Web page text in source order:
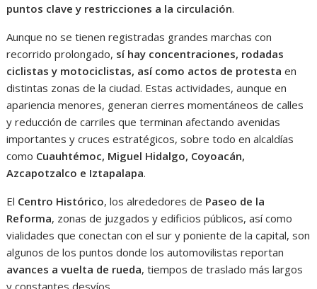
puntos clave y restricciones a la circulación.
Aunque no se tienen registradas grandes marchas con
recorrido prolongado, sí hay concentraciones, rodadas
ciclistas y motociclistas, así como actos de protesta en
distintas zonas de la ciudad. Estas actividades, aunque en
apariencia menores, generan cierres momentáneos de calles
y reducción de carriles que terminan afectando avenidas
importantes y cruces estratégicos, sobre todo en alcaldías
como Cuauhtémoc, Miguel Hidalgo, Coyoacán,
Azcapotzalco e Iztapalapa.
El Centro Histórico, los alrededores de Paseo de la
Reforma, zonas de juzgados y edificios públicos, así como
vialidades que conectan con el sur y poniente de la capital, son
algunos de los puntos donde los automovilistas reportan
avances a vuelta de rueda, tiempos de traslado más largos